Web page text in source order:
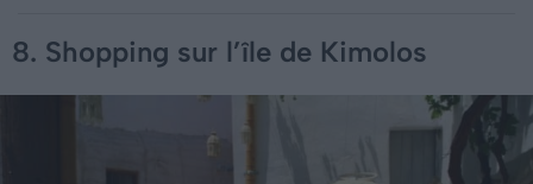
8. Shopping sur l’île de Kimolos